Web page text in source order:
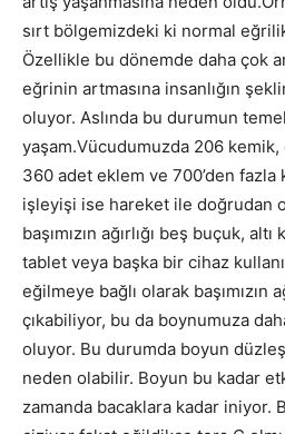
sırt bölgemizdeki ki normal
Özellikle bu dönemde daha çok
eğrinin artmasına insanlığın
oluyor. Aslında bu durumun
yaşam.Vücudumuzda 206
360 adet eklem ve 700’den fazla
işleyişi ise hareket ile doğrudan
başımızın ağırlığı beş buçuk,
tablet veya başka bir cihaz
eğilmeye bağlı olarak başımızın
çıkabiliyor, bu da boynumuza
oluyor. Bu durumda boyun
neden olabilir. Boyun bu kadar
zamanda bacaklara kadar iniyor.